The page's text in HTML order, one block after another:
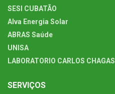
SESI CUBATÃO
Alva Energia Solar
ABRAS Saúde
UNISA
LABORATORIO CARLOS CHAGAS
SERVIÇOS